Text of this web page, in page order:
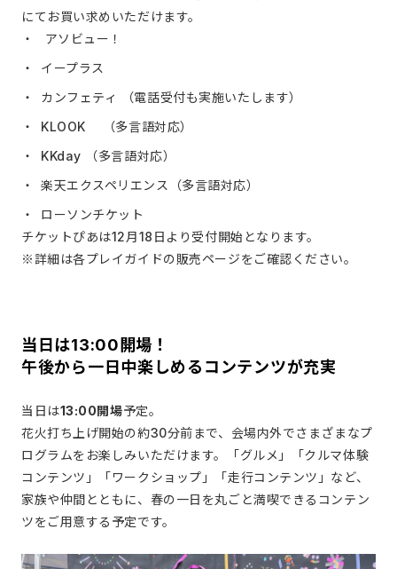
にてお買い求めいただけます。
アソビュー！
イープラス
カンフェティ （電話受付も実施いたします）
KLOOK （多言語対応）
KKday （多言語対応）
楽天エクスペリエンス（多言語対応）
ローソンチケット
チケットぴあは12月18日より受付開始となります。
※詳細は各プレイガイドの販売ページをご確認ください。
当日は13:00開場！
午後から一日中楽しめるコンテンツが充実
当日は13:00開場予定。
花火打ち上げ開始の約30分前まで、会場内外でさまざまなプ
ログラムをお楽しみいただけます。「グルメ」「クルマ体験
コンテンツ」「ワークショップ」「走行コンテンツ」など、
家族や仲間とともに、春の一日を丸ごと満喫できるコンテン
ツをご用意する予定です。